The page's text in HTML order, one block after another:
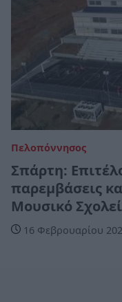
Πελοπόννησος
Σπάρτη:
παρεμβάσεις
Μουσικό
16 Φεβρουαρίου